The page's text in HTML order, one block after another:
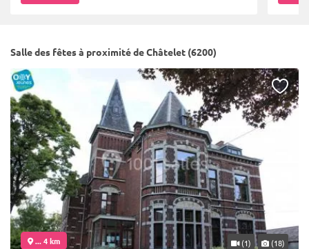
Salle des fêtes à proximité de Châtelet (6200)
... 4 km (1) (18)